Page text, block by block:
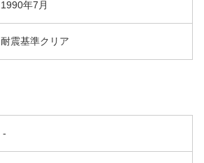
1990年7月
耐震基準クリア
-